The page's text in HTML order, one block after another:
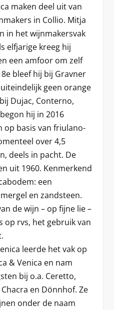
maken deel uit van
in Collio. Mitja
in het wijnmakersvak
elfjarige kreeg hij
een amfoor om zelf
bleef hij bij Gravner
geen orange
Dujac, Conterno,
hij in 2016
op basis van friulano-
over 4,5
deels in pacht. De
uit 1960. Kenmerkend
een
mergel en zandsteen.
de wijn – op fijne lie –
op rvs, het gebruik van
leerde het vak op
& Venica en nam
bij o.a. Ceretto,
en Dönnhof. Ze
onder de naam